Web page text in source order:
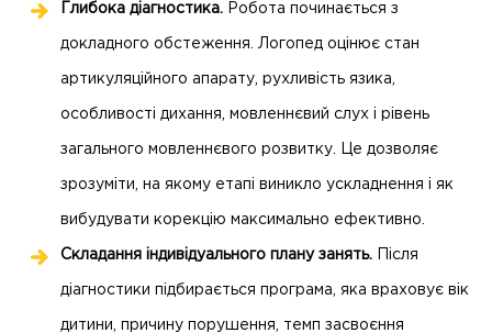
Глибока діагностика. Робота починається з
докладного обстеження. Логопед оцінює стан
артикуляційного апарату, рухливість язика,
особливості дихання, мовленнєвий слух і рівень
загального мовленнєвого розвитку. Це дозволяє
зрозуміти, на якому етапі виникло ускладнення і як
вибудувати корекцію максимально ефективно.
Складання індивідуального плану занять. Після
діагностики підбирається програма, яка враховує вік
дитини, причину порушення, темп засвоєння